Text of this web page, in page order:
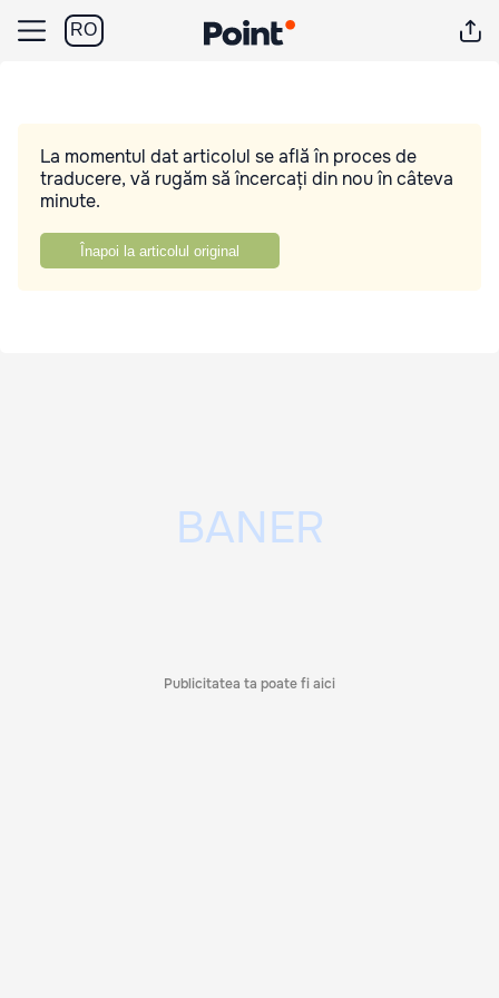
RO
La momentul dat articolul se află în proces de
traducere, vă rugăm să încercați din nou în câteva
minute.
Înapoi la articolul original
Publicitatea ta poate fi aici